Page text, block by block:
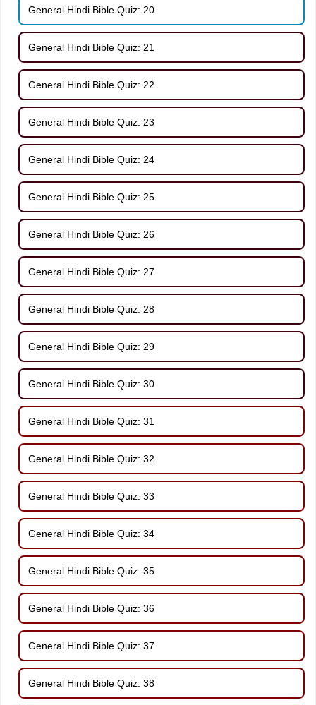
General Hindi Bible Quiz: 20
General Hindi Bible Quiz: 21
General Hindi Bible Quiz: 22
General Hindi Bible Quiz: 23
General Hindi Bible Quiz: 24
General Hindi Bible Quiz: 25
General Hindi Bible Quiz: 26
General Hindi Bible Quiz: 27
General Hindi Bible Quiz: 28
General Hindi Bible Quiz: 29
General Hindi Bible Quiz: 30
General Hindi Bible Quiz: 31
General Hindi Bible Quiz: 32
General Hindi Bible Quiz: 33
General Hindi Bible Quiz: 34
General Hindi Bible Quiz: 35
General Hindi Bible Quiz: 36
General Hindi Bible Quiz: 37
General Hindi Bible Quiz: 38